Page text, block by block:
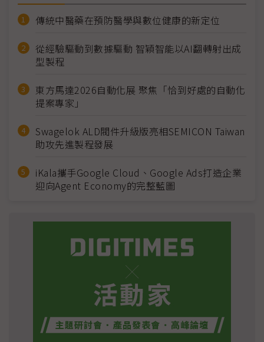
傳統中醫藥在預防醫學與數位健康的新定位
從經驗驅動到數據驅動 智穎智能以AI翻轉射出成
型製程
東方馬達2026自動化展 聚焦「恰到好處的自動化
提案專家」
Swagelok ALD閥件升級版亮相SEMICON Taiwan
助攻先進製程發展
iKala攜手Google Cloud、Google Ads打造企業
迎向Agent Economy的完整藍圖